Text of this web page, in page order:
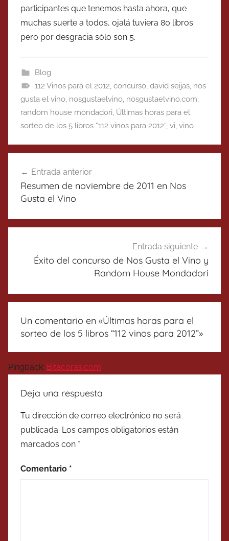
participantes que tenemos hasta ahora, que
muchas suerte a todos, ojalá tuviera 80 libros
pero por desgracia sólo son 5.
Blog
112 Vinos para el 2012, concurso, david seijas, nos
gusta el vino, nosgustaelvino, nosgustaelvino.com,
random house mondadori, Últimas horas para el
sorteo de los 5 libros “112 vinos para 2012”, vi, vino
de
entradas
Entrada anterior
Resumen de noviembre de 2011 en Nos
Gusta el Vino
Entrada siguiente
Éxito del concurso de Nos Gusta el Vino y
Random House Mondadori
Un comentario en «Últimas horas para el
sorteo de los 5 libros “112 vinos para 2012”»
Pingback: Bitacoras.com
Deja una respuesta
Tu dirección de correo electrónico no será
publicada. Los campos obligatorios están
marcados con *
Comentario *